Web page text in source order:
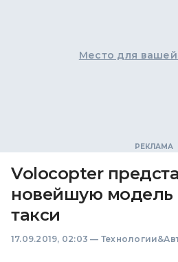
Место для
Volocopter
новейшую модель
такси
17.09.2019, 02:03 —